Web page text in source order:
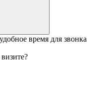
время для звонка